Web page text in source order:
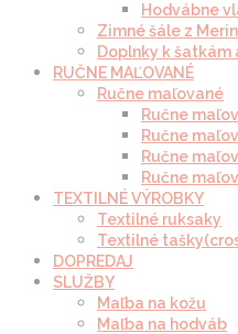
Hodvábne
Zimné šále z
Doplnky k šatkám
RUČNE MAĽOVANÉ
Ručne maľované
Ručne
Ručne
Ručne
Ručne
TEXTILNÉ VÝROBKY
Textilné ruksaky
Textilné
DOPREDAJ
SLUŽBY
Maľba na kožu
Maľba na hodváb